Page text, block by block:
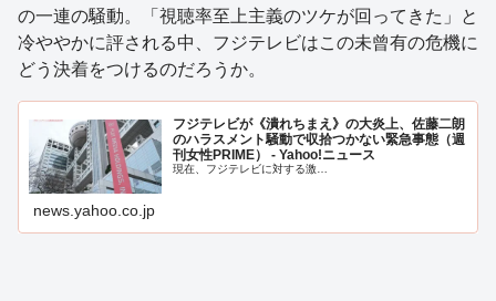
の一連の騒動。「視聴率至上主義のツケが回ってきた」と
冷ややかに評される中、フジテレビはこの未曾有の危機に
どう決着をつけるのだろうか。
フジテレビが《潰れちまえ》の大炎上、佐藤二朗
のハラスメント騒動で収拾つかない緊急事態（週
刊女性PRIME） - Yahoo!ニュース
現在、フジテレビに対する激…
news.yahoo.co.jp